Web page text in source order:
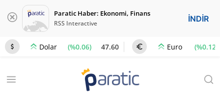
Paratic Haber: Ekonomi, Finans
RSS Interactive İNDİR
Dolar (%0.06) 47.60 Euro (%0.12)